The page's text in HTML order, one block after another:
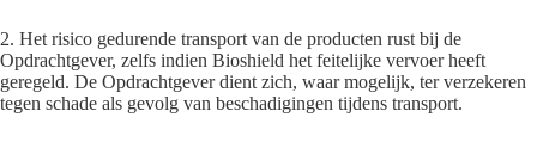
2. Het risico gedurende transport van de producten rust bij de
Opdrachtgever, zelfs indien Bioshield het feitelijke vervoer heeft
geregeld. De Opdrachtgever dient zich, waar mogelijk, ter verzekeren
tegen schade als gevolg van beschadigingen tijdens transport.